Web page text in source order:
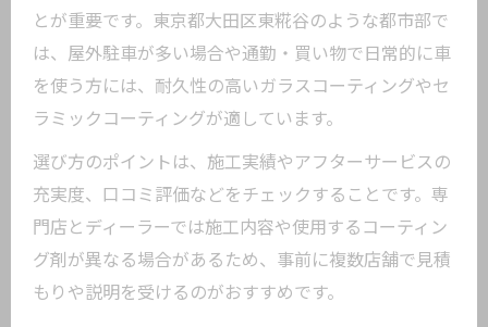
とが重要です。東京都大田区東糀谷のような都市部で
は、屋外駐車が多い場合や通勤・買い物で日常的に車
を使う方には、耐久性の高いガラスコーティングやセ
ラミックコーティングが適しています。
選び方のポイントは、施工実績やアフターサービスの
充実度、口コミ評価などをチェックすることです。専
門店とディーラーでは施工内容や使用するコーティン
グ剤が異なる場合があるため、事前に複数店舗で見積
もりや説明を受けるのがおすすめです。